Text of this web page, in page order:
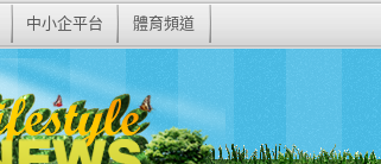
中小企平台 體育頻道